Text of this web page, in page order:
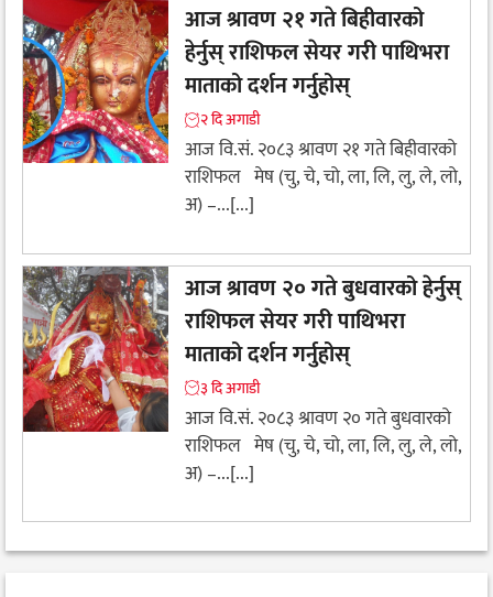
आज श्रावण २१ गते बिहीवारको
हेर्नुस् राशिफल सेयर गरी पाथिभरा
माताको दर्शन गर्नुहोस्
२ दि अगाडी
आज वि.सं. २०८३ श्रावण २१ गते बिहीवारको
राशिफल मेष (चु, चे, चो, ला, लि, लु, ले, लो,
अ) –...[...]
आज श्रावण २० गते बुधवारको हेर्नुस्
राशिफल सेयर गरी पाथिभरा
माताको दर्शन गर्नुहोस्
३ दि अगाडी
आज वि.सं. २०८३ श्रावण २० गते बुधवारको
राशिफल मेष (चु, चे, चो, ला, लि, लु, ले, लो,
अ) –...[...]